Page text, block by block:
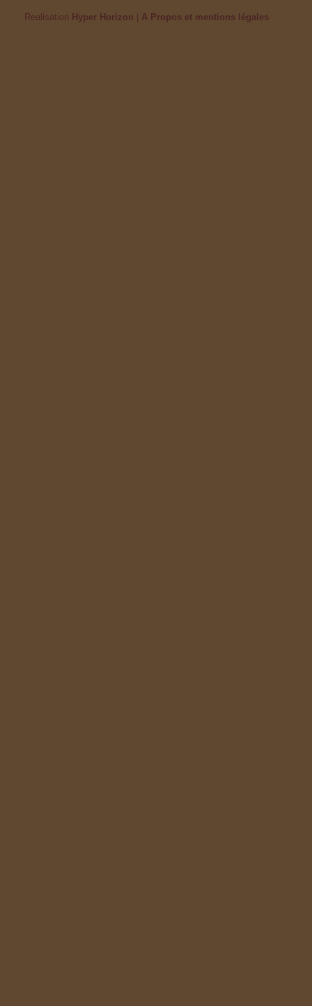
Realisation Hyper Horizon A Propos et mentions légales